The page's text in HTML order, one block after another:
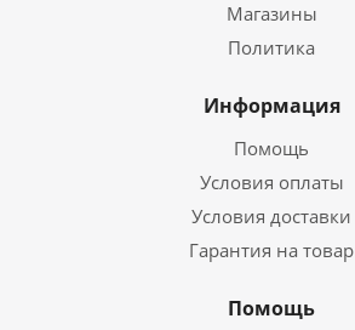
Магазины
Политика
Информация
Помощь
Условия оплаты
Условия доставки
Гарантия на товар
Помощь